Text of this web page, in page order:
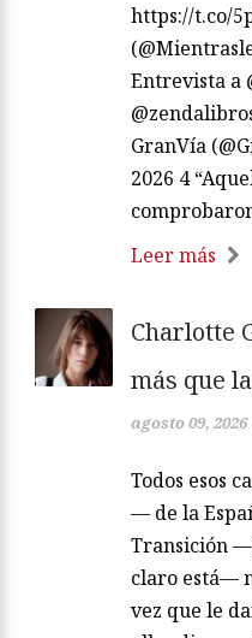
https://t.co/
Entrevista a
GranVía
2026 4
Leer más
Charlotte
más que
agosto 09, 2026
Todos esos
— de la
Transición
claro está—
vez que le